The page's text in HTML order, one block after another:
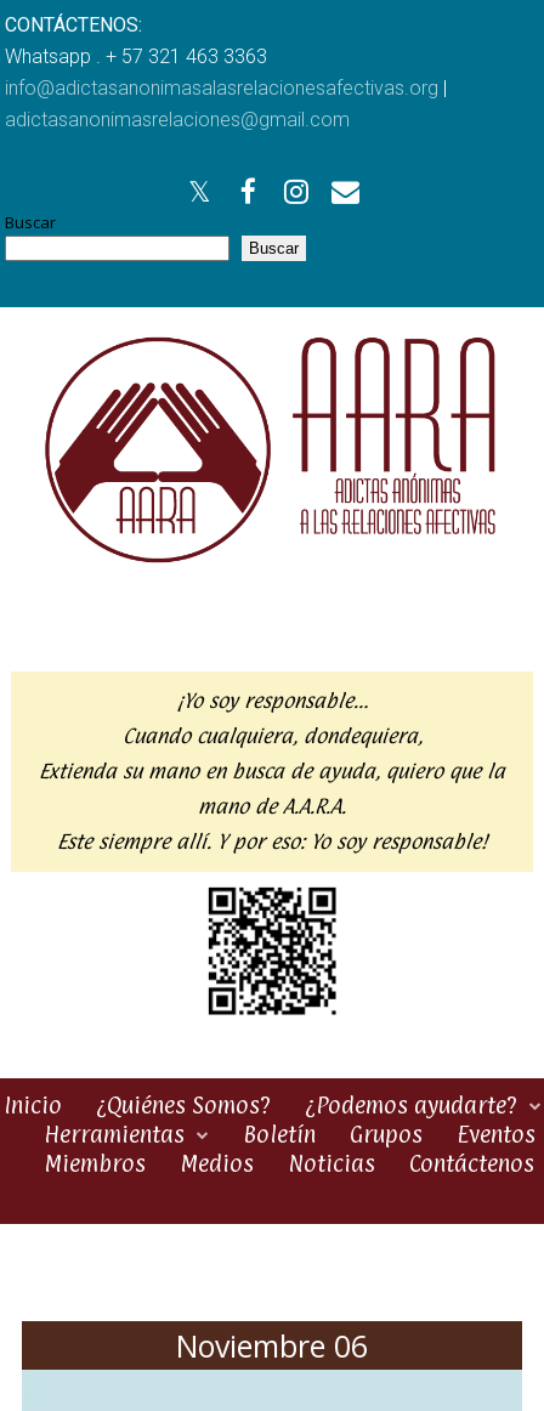
CONTÁCTENOS:
Whatsapp . + 57 321 463 3363
info@adictasanonimasalasrelacionesafectivas.org |
adictasanonimasrelaciones@gmail.com
Buscar
Buscar
¡Yo soy responsable…
Cuando cualquiera, dondequiera,
Extienda su mano en busca de ayuda, quiero que la
mano de A.A.R.A.
Este siempre allí. Y por eso: Yo soy responsable!
Inicio ¿Quiénes Somos?
¿Podemos ayudarte?
Herramientas
Boletín Grupos
Eventos
Miembros
Medios Noticias Contáctenos
Noviembre 06